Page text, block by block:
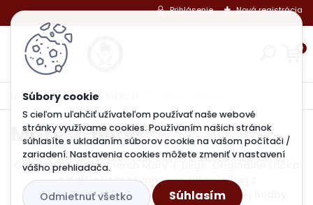
S cieľom uľahčiť užívateľom používať naše webové
stránky využívame cookies. Používaním našich stránok
súhlasíte s ukladaním súborov cookie na vašom počítači /
zariadení. Nastavenia cookies môžete zmeniť v nastavení
vášho prehliadača.
Odmietnuť všetko Súhlasím
Prihlásenie Nová registrácia
0
Úvod HUDOBNÝ MERCH
Mary J. Blige
Objavte oficiálny merch Mary J. Blige. Originálne tričká
a ďalšie licencované produkty jednej z
najvýznamnejších osobností R&B a soulovej hudby.